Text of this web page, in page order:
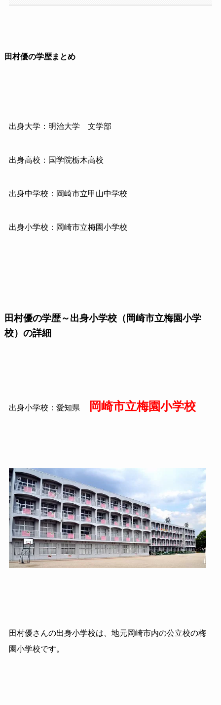
田村優の学歴まとめ
出身大学：明治大学 文学部
出身高校：国学院栃木高校
出身中学校：岡崎市立甲山中学校
出身小学校：岡崎市立梅園小学校
田村優の学歴～出身小学校（岡崎市立梅園小学
校）の詳細
出身小学校：愛知県 岡崎市立梅園小学校
田村優さんの出身小学校は、地元岡崎市内の公立校の梅
園小学校です。